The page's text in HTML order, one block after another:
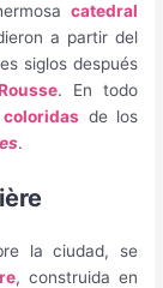
catedral
a partir del
siglos después
. En todo
de los
.
la ciudad, se
, construida en